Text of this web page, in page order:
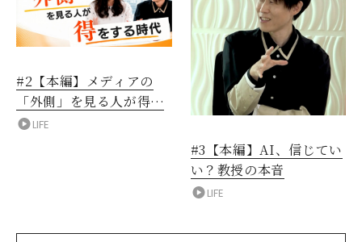
#2【本編】メディアの
「外側」を見る人が得を
する時代
LIFE
#3【本編】AI、信じてい
い？教授の本音
LIFE